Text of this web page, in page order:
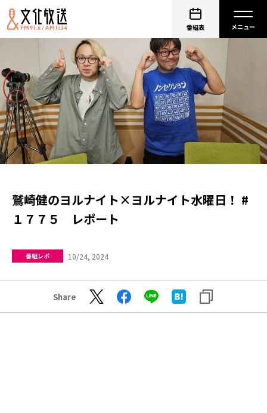
番組表
鷲崎健のヨルナイト×ヨルナイト水曜日！ #
１７７５ レポート
番組レポ 10/24, 2024
Share